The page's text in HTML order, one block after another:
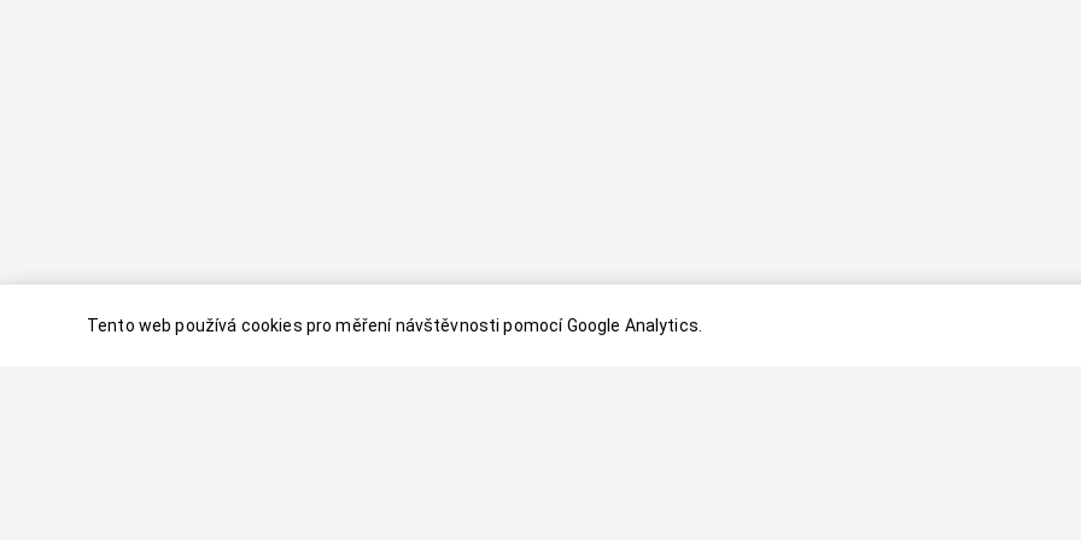
Tento web používá cookies pro měření návštěvnosti pomocí Google Analytics.